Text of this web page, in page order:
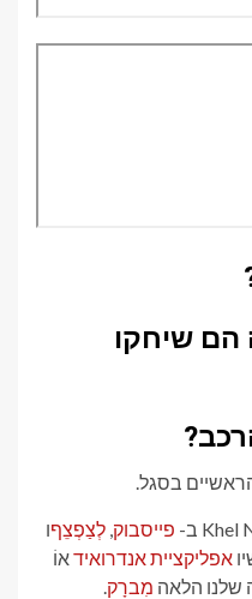
הם שיחקו
בסגל.
פייסבוק, לְצַפְצֵףו
אפליקציית אנדרואידאוֹ
שלנו הלאה מִברָק.